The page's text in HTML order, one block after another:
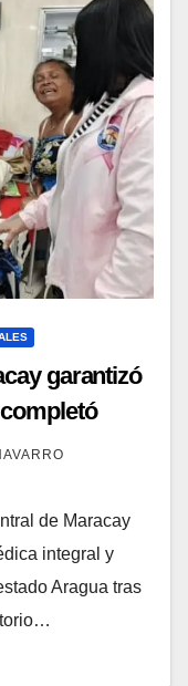
garantizó
de Maracay
integral y
Aragua tras